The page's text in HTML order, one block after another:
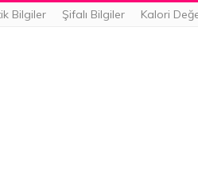
Bilgiler Şifalı Bilgiler Kalori